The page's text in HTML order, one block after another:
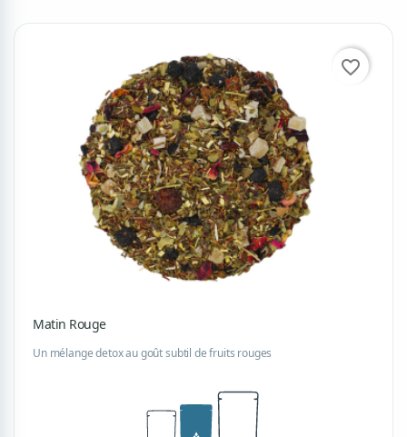
Matin Rouge
Un mélange detox au goût subtil de fruits rouges
favorite_border